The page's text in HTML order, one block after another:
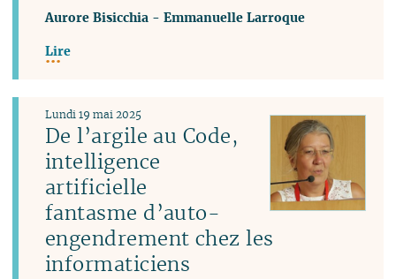
Aurore Bisicchia -Emmanuelle Larroque
Lire
De l’argile au Code,
intelligence
artificielle
fantasme d’auto-
engendrement chez les
informaticiens
Lundi 19 mai 2025